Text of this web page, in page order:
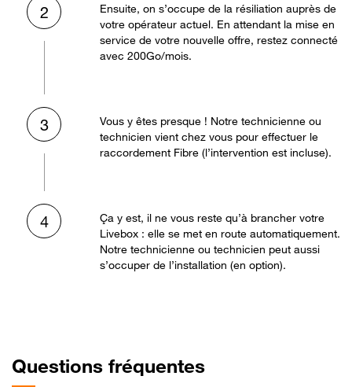
2
Ensuite, on s’occupe de la résiliation auprès de
votre opérateur actuel. En attendant la mise en
service de votre nouvelle offre, restez connecté
avec 200Go/mois.
3
Vous y êtes presque ! Notre technicienne ou
technicien vient chez vous pour effectuer le
raccordement Fibre (l’intervention est incluse).
4
Ça y est, il ne vous reste qu’à brancher votre
Livebox : elle se met en route automatiquement.
Notre technicienne ou technicien peut aussi
s’occuper de l’installation (en option).
Questions fréquentes